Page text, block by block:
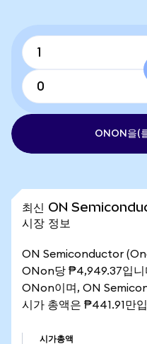
ONON을(
최신 ON
시장 정보
ON Semiconductor
ONon당 ₱4,949.37입니
ONon이며, ON
시가 총액은 ₱441.91만
시가총액